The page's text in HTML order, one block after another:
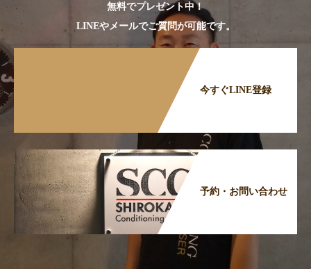
無料でプレゼント中！
LINEやメールでご質問が可能です。
今すぐLINE登録
予約・お問い合わせ